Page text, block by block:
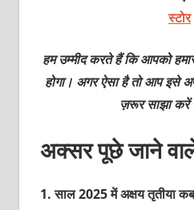
स्टोर
हम उम्मीद करते हैं कि आपको
होगा। अगर ऐसा है तो आप इसे
ज़रूर साझा
अक्सर पूछे जाने
1.साल 2025 में अक्षय तृतीया